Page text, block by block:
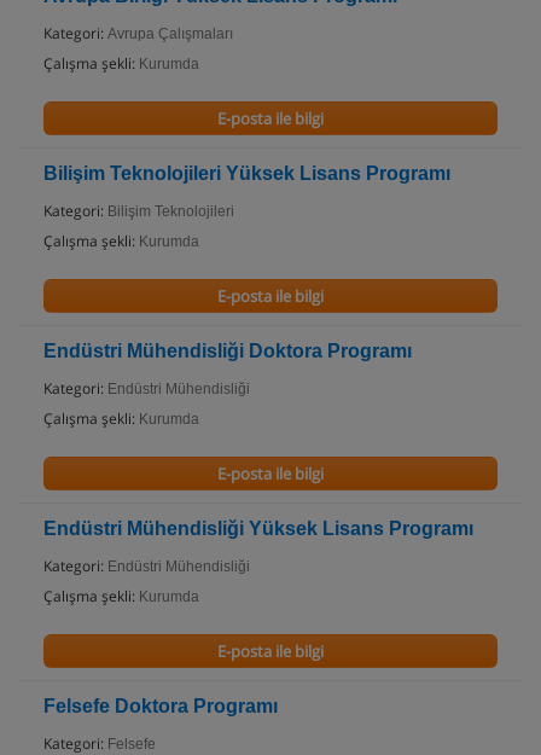
Kategori: Avrupa Çalışmaları
Çalışma şekli: Kurumda
E-posta ile bilgi
Bilişim Teknolojileri Yüksek Lisans Programı
Kategori: Bilişim Teknolojileri
Çalışma şekli: Kurumda
E-posta ile bilgi
Endüstri Mühendisliği Doktora Programı
Kategori: Endüstri Mühendisliği
Çalışma şekli: Kurumda
E-posta ile bilgi
Endüstri Mühendisliği Yüksek Lisans Programı
Kategori: Endüstri Mühendisliği
Çalışma şekli: Kurumda
E-posta ile bilgi
Felsefe Doktora Programı
Kategori: Felsefe